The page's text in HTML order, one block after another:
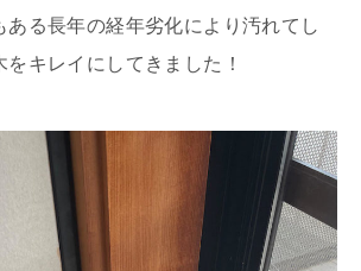
ある長年の経年劣化により汚れてし
をキレイにしてきました！